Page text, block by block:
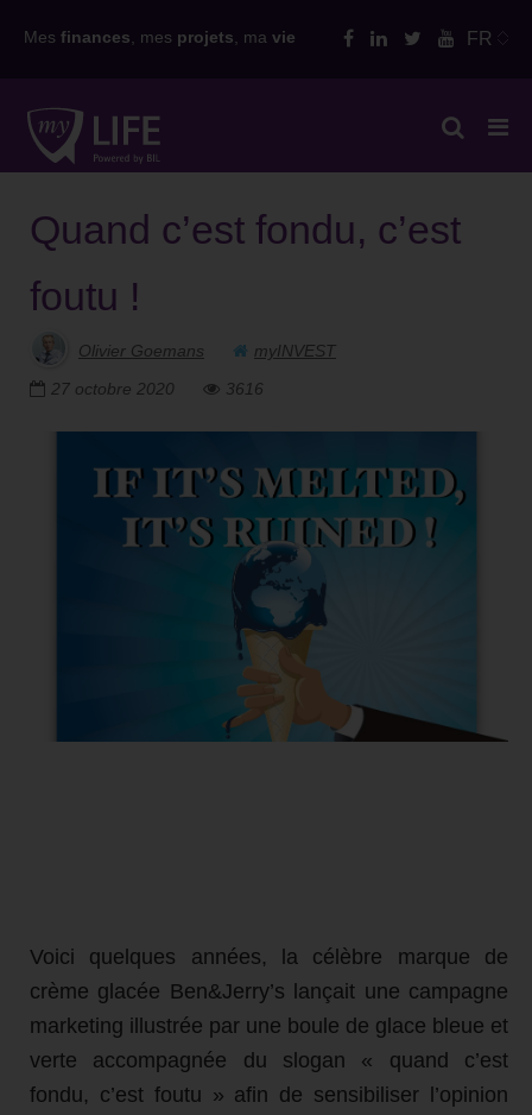
to
Mes finances , mes projets , ma vie FR
Quand c’est fondu, c’est
foutu !
Olivier Goemans
myINVEST
27 octobre 2020
3616
Voici quelques années, la célèbre marque de
crème glacée Ben&Jerry’s lançait une campagne
marketing illustrée par une boule de glace bleue et
verte accompagnée du slogan « quand c’est
fondu, c’est foutu » afin de sensibiliser l’opinion